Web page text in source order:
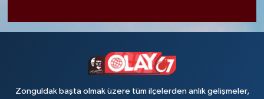
Zonguldak başta olmak üzere tüm ilçelerden anlık gelişmeler,